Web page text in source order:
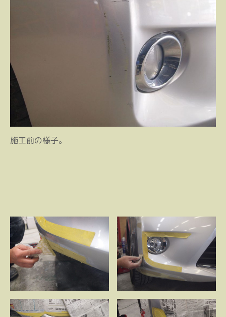
施工前の様子。